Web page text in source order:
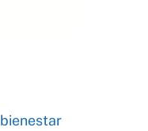
bienestar